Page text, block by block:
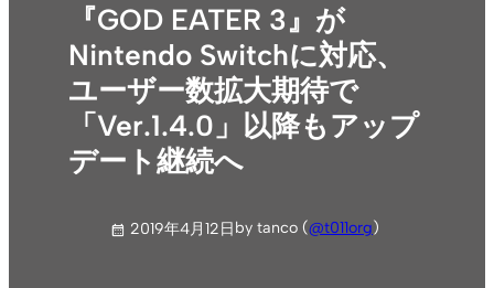
『GOD EATER 3』が
Nintendo Switchに対応、
ユーザー数拡大期待で
「Ver.1.4.0」以降もアップ
デート継続へ
2019年4月12日by tanco (@t011org)